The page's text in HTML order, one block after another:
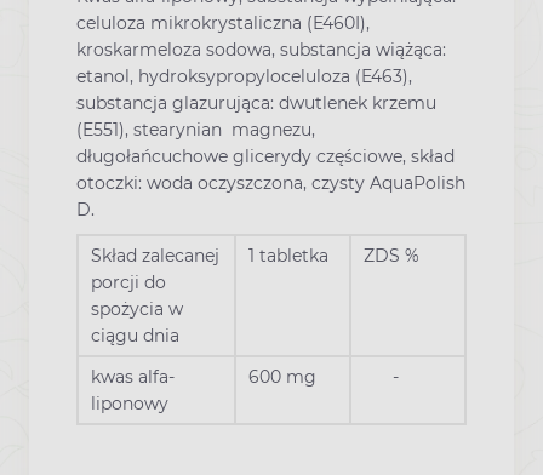
celuloza mikrokrystaliczna (E460I),
kroskarmeloza sodowa, substancja wiążąca:
etanol, hydroksypropyloceluloza (E463),
substancja glazurująca: dwutlenek krzemu
(E551), stearynian magnezu,
długołańcuchowe glicerydy częściowe, skład
otoczki: woda oczyszczona, czysty AquaPolish
D.
Skład zalecanej
porcji do
spożycia w
ciągu dnia
1 tabletka ZDS %
kwas alfa-
liponowy
600 mg -